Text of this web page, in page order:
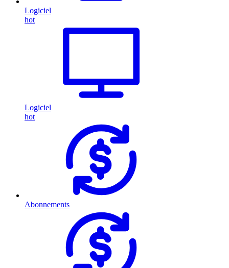
Logiciel
hot
Logiciel
hot
Abonnements